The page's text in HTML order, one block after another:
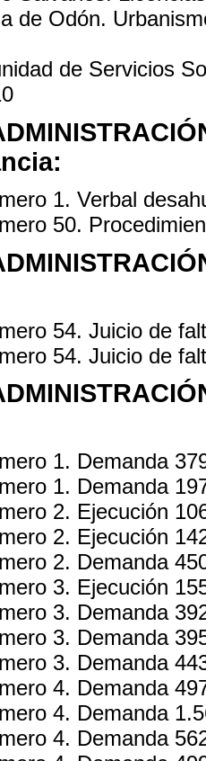
de Odón.
de Servicios
1. Verbal
50.
54. Juicio de
54. Juicio de
1. Demanda
1. Demanda
2. Ejecución
2. Ejecución
2. Demanda
3. Ejecución
3. Demanda
3. Demanda
3. Demanda
4. Demanda
4. Demanda
4. Demanda